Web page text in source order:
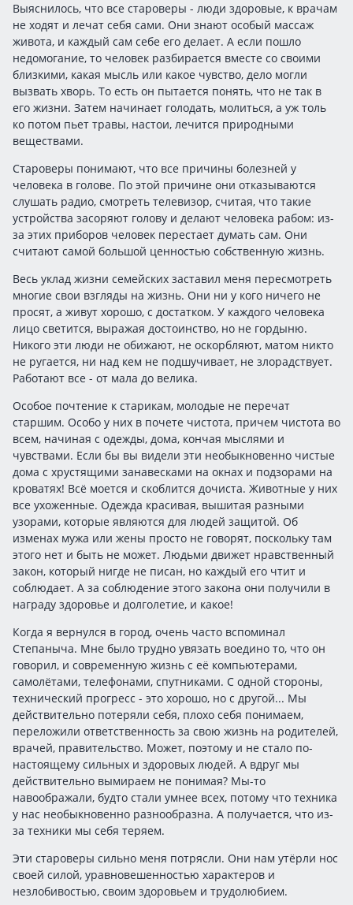
Выяснилось, что все староверы - люди здоровые, к врачам
не ходят и лечат себя сами. Они знают особый массаж
живота, и каждый сам себе его делает. А если пошло
недомогание, то человек разбирается вместе со своими
близкими, какая мысль или какое чувство, дело могли
вызвать хворь. То есть он пытается понять, что не так в
его жизни. Затем начинает голодать, молиться, а уж толь
ко потом пьет травы, настои, лечится природными
веществами.
Староверы понимают, что все причины болезней у
человека в голове. По этой причине они отказываются
слушать радио, смотреть телевизор, считая, что такие
устройства засоряют голову и делают человека рабом: из-
за этих приборов человек перестает думать сам. Они
считают самой большой ценностью собственную жизнь.
Весь уклад жизни семейских заставил меня пересмотреть
многие свои взгляды на жизнь. Они ни у кого ничего не
просят, а живут хорошо, с достатком. У каждого человека
лицо светится, выражая достоинство, но не гордыню.
Никого эти люди не обижают, не оскорбляют, матом никто
не ругается, ни над кем не подшучивает, не злорадствует.
Работают все - от мала до велика.
Особое почтение к старикам, молодые не перечат
старшим. Особо у них в почете чистота, причем чистота во
всем, начиная с одежды, дома, кончая мыслями и
чувствами. Если бы вы видели эти необыкновенно чистые
дома с хрустящими занавесками на окнах и подзорами на
кроватях! Всё моется и скоблится дочиста. Животные у них
все ухоженные. Одежда красивая, вышитая разными
узорами, которые являются для людей защитой. Об
изменах мужа или жены просто не говорят, поскольку там
этого нет и быть не может. Людьми движет нравственный
закон, который нигде не писан, но каждый его чтит и
соблюдает. А за соблюдение этого закона они получили в
награду здоровье и долголетие, и какое!
Когда я вернулся в город, очень часто вспоминал
Степаныча. Мне было трудно увязать воедино то, что он
говорил, и современную жизнь с её компьютерами,
самолётами, телефонами, спутниками. С одной стороны,
технический прогресс - это хорошо, но с другой... Мы
действительно потеряли себя, плохо себя понимаем,
переложили ответственность за свою жизнь на родителей,
врачей, правительство. Может, поэтому и не стало по-
настоящему сильных и здоровых людей. А вдруг мы
действительно вымираем не понимая? Мы-то
навоображали, будто стали умнее всех, потому что техника
у нас необыкновенно разнообразна. А получается, что из-
за техники мы себя теряем.
Эти староверы сильно меня потрясли. Они нам утёрли нос
своей силой, уравновешенностью характеров и
незлобивостью, своим здоровьем и трудолюбием.